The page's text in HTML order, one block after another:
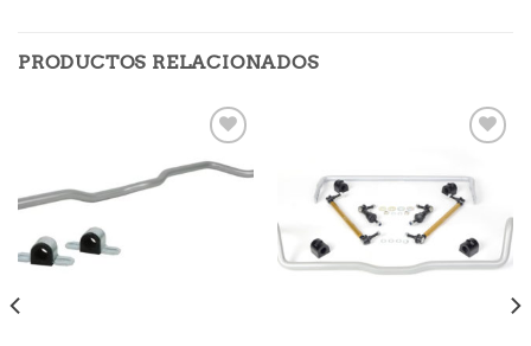
PRODUCTOS RELACIONADOS
Añadir
a la
a la
lista de
deseos